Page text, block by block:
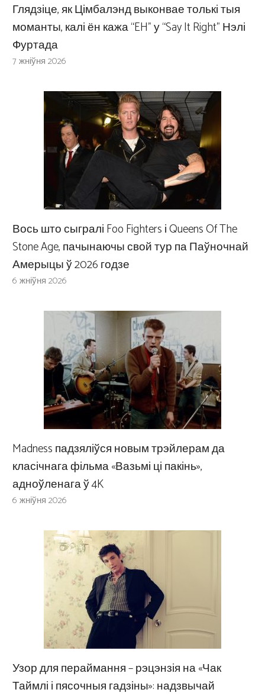
Глядзіце, як Цімбалэнд выконвае толькі тыя
моманты, калі ён кажа “EH” у “Say It Right” Нэлі
Фуртада
7 жніўня 2026
Вось што сыгралі Foo Fighters і Queens Of The
Stone Age, пачынаючы свой тур па Паўночнай
Амерыцы ў 2026 годзе
6 жніўня 2026
Madness падзяліўся новым трэйлерам да
класічнага фільма «Вазьмі ці пакінь»,
адноўленага ў 4K
6 жніўня 2026
Узор для пераймання – рэцэнзія на «Чак
Таймлі і пясочныя гадзіны»: надзвычай